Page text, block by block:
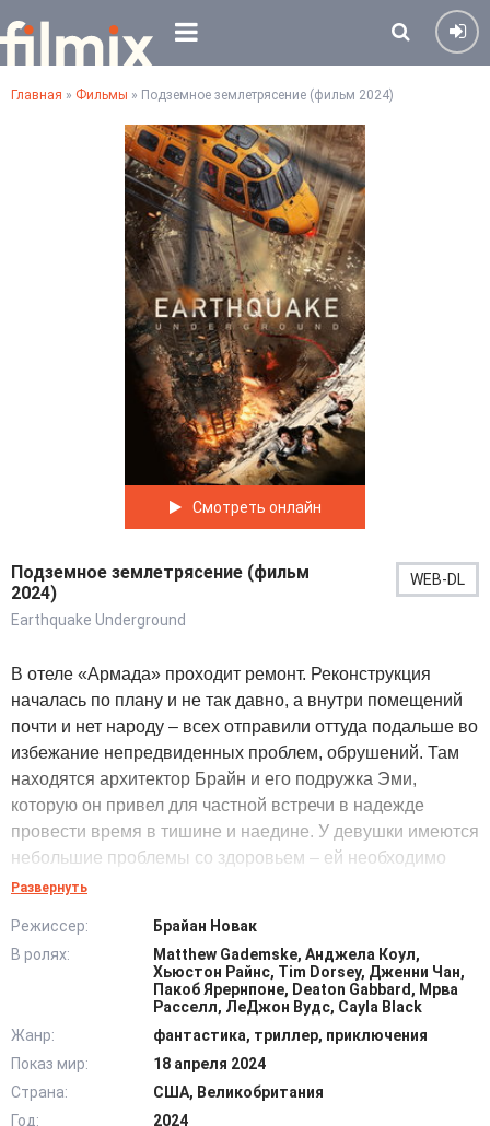
Главная » Фильмы » Подземное землетрясение (фильм 2024)
Смотреть онлайн
Подземное землетрясение (фильм
2024)
Earthquake Underground
WEB-DL
В отеле «Армада» проходит ремонт. Реконструкция
началась по плану и не так давно, а внутри помещений
почти и нет народу – всех отправили оттуда подальше во
избежание непредвиденных проблем, обрушений. Там
находятся архитектор Брайн и его подружка Эми,
которую он привел для частной встречи в надежде
провести время в тишине и наедине. У девушки имеются
небольшие проблемы со здоровьем – ей необходимо
постоянно принимать инсулин и следить за уровнем
стресс прибавляет для нее забот, повышает частоту доз,
а может организм и не выдержать таких нагрузок.
Совсем неожиданно в здании происходит
землетрясение. Гостиница не повреждается, не рушится,
а моментально уходит под землю. Герои оказались в
ловушке – надо как-то пробираться к крыше –
последнему источнику света и связи с поверхностью.
Помимо парочки есть и другие выжившие, которые
Развернуть
Режиссер:
Брайан Новак
В ролях:
Matthew Gademske, Анджела Коул,
Хьюстон Райнс, Tim Dorsey, Дженни Чан,
Пакоб Ярернпоне, Deaton Gabbard, Мрва
Расселл, ЛеДжон Вудс, Cayla Black
Жанр:
фантастика, триллер, приключения
Показ мир:
18 апреля 2024
Страна:
США, Великобритания
Год:
2024